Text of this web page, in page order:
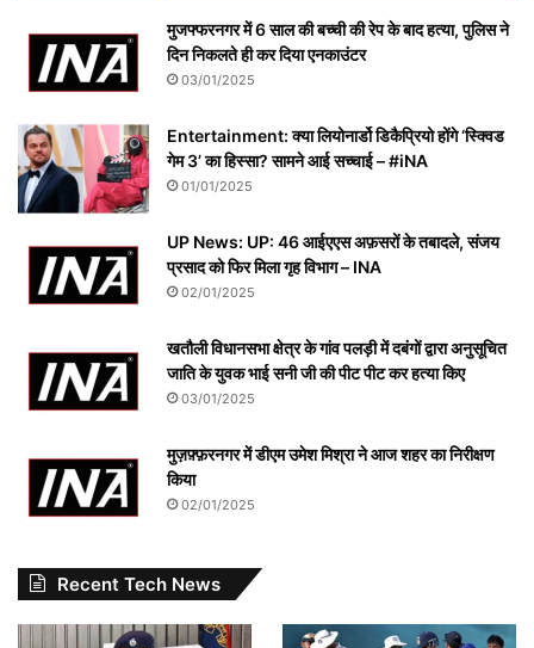
मुजफ्फरनगर में 6 साल की बच्ची की रेप के बाद हत्या, पुलिस ने
दिन निकलते ही कर दिया एनकाउंटर
03/01/2025
Entertainment: क्या लियोनार्डो डिकैप्रियो होंगे ‘स्क्विड
गेम 3’ का हिस्सा? सामने आई सच्चाई – #iNA
01/01/2025
UP News: UP: 46 आईएएस अफ़सरों के तबादले, संजय
प्रसाद को फिर मिला गृह विभाग – INA
02/01/2025
खतौली विधानसभा क्षेत्र के गांव पलड़ी में दबंगों द्वारा अनुसूचित
जाति के युवक भाई सनी जी की पीट पीट कर हत्या किए
03/01/2025
मुज़फ़्फ़रनगर में डीएम उमेश मिश्रा ने आज शहर का निरीक्षण
किया
02/01/2025
Recent Tech News